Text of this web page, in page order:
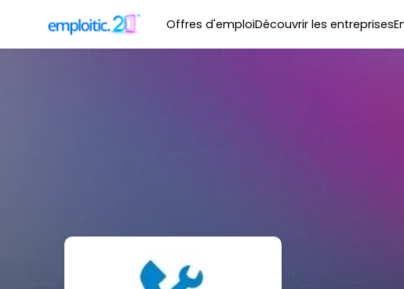
Offres d'emploiDécouvrir les entreprises